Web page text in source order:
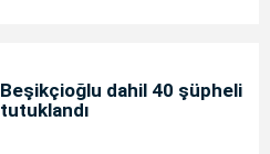
Beşikçioğlu dahil 40 şüpheli
tutuklandı